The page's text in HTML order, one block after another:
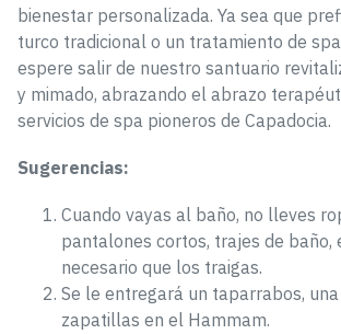
bienestar personalizada. Ya sea que
turco tradicional o un tratamiento de
espere salir de nuestro santuario
y mimado, abrazando el abrazo
servicios de spa pioneros de Capadocia.
Sugerencias:
Cuando vayas al baño, no lleves
pantalones cortos, trajes de baño,
necesario que los traigas.
Se le entregará un taparrabos,
zapatillas en el Hammam.